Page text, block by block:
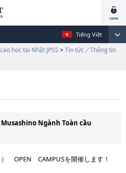
Tiếng Việt
học tại Nhật JPSS > Tin tức／Thông tin
Ngành Toàn cầu
） OPEN CAMPUSを開催します！